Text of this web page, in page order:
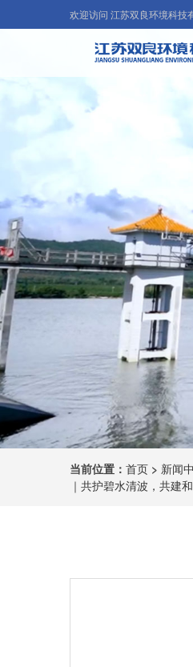
欢迎访问 江苏双良环境科技
当前位置： 首页 > 新闻
｜共护碧水清波，共建